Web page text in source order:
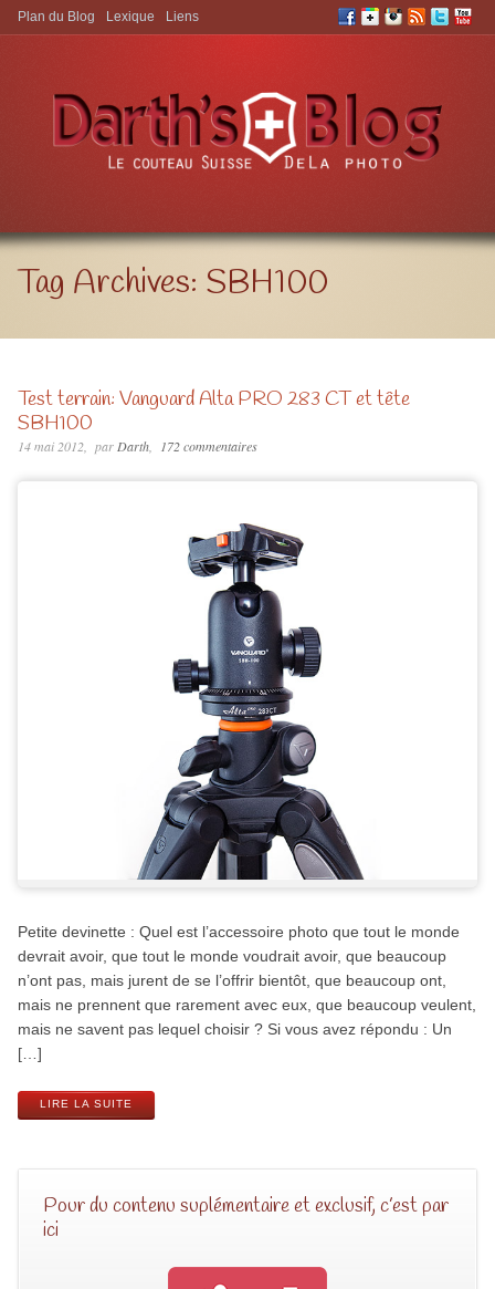
Aller à:
Plan du Blog Lexique Liens
Tag Archives: SBH100
Test terrain: Vanguard Alta PRO 283 CT et tête
SBH100
14 mai 2012 parDarth 172 commentaires
Petite devinette : Quel est l’accessoire photo que tout le monde
devrait avoir, que tout le monde voudrait avoir, que beaucoup
n’ont pas, mais jurent de se l’offrir bientôt, que beaucoup ont,
mais ne prennent que rarement avec eux, que beaucoup veulent,
mais ne savent pas lequel choisir ? Si vous avez répondu : Un
[…]
LIRE LA SUITE
Pour du contenu suplémentaire et exclusif, c’est par
ici